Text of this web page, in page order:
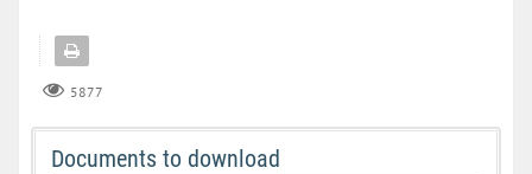
5877
Documents to download